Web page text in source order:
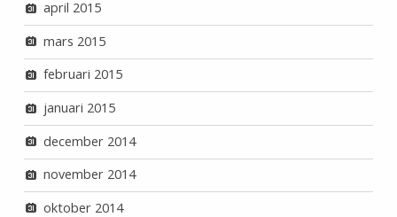
april 2015
mars 2015
februari 2015
januari 2015
december 2014
november 2014
oktober 2014